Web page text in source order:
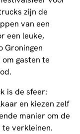
zijn de
van een
een leuke,
Groningen
gasten te
is de sfeer:
en kiezen zelf
manier om de
te verkleinen.